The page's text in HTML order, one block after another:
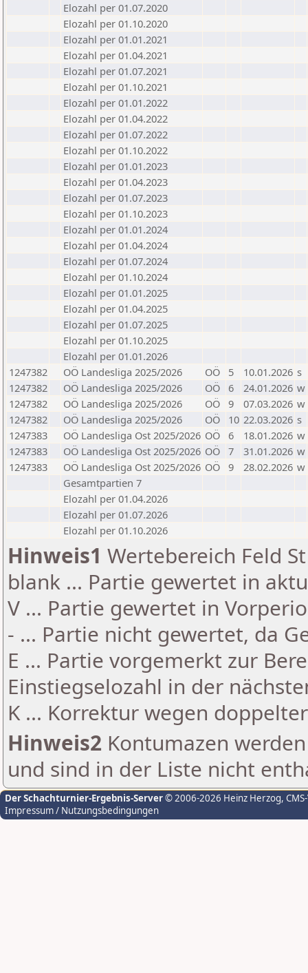
Elozahl per 01.07.2020
Elozahl per 01.10.2020
Elozahl per 01.01.2021
Elozahl per 01.04.2021
Elozahl per 01.07.2021
Elozahl per 01.10.2021
Elozahl per 01.01.2022
Elozahl per 01.04.2022
Elozahl per 01.07.2022
Elozahl per 01.10.2022
Elozahl per 01.01.2023
Elozahl per 01.04.2023
Elozahl per 01.07.2023
Elozahl per 01.10.2023
Elozahl per 01.01.2024
Elozahl per 01.04.2024
Elozahl per 01.07.2024
Elozahl per 01.10.2024
Elozahl per 01.01.2025
Elozahl per 01.04.2025
Elozahl per 01.07.2025
Elozahl per 01.10.2025
Elozahl per 01.01.2026
1247382
OÖ Landesliga 2025/2026 OÖ 5 10.01.2026 s
1247382
OÖ Landesliga 2025/2026 OÖ 6 24.01.2026 w
1247382
OÖ Landesliga 2025/2026 OÖ 9 07.03.2026 w
1247382
OÖ Landesliga 2025/2026 OÖ 10 22.03.2026 s
1247383
OÖ Landesliga Ost 2025/2026 OÖ 6 18.01.2026 w
1247383
OÖ Landesliga Ost 2025/2026 OÖ 7 31.01.2026 w
1247383
OÖ Landesliga Ost 2025/2026 OÖ 9 28.02.2026 w
Gesamtpartien 7
Elozahl per 01.04.2026
Elozahl per 01.07.2026
Elozahl per 01.10.2026
Hinweis1 Wertebereich Feld
blank ... Partie gewertet in
V ... Partie gewertet in
- ... Partie nicht gewertet, da
E ... Partie vorgemerkt zur
Einstiegselozahl in der
K ... Korrektur wegen
Hinweis2 Kontumazen
und sind in der Liste nicht
Der Schachturnier-Ergebnis-Server© 2006-2026 Heinz Herzog,
Impressum / Nutzungsbedingungen